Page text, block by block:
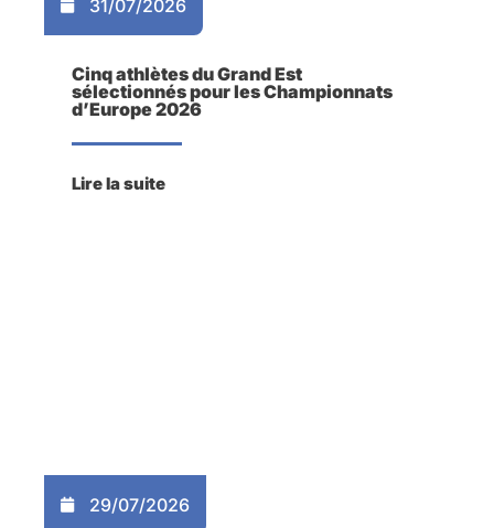
31/07/2026
Cinq athlètes du Grand Est
sélectionnés pour les Championnats
d’Europe 2026
Lire la suite
29/07/2026